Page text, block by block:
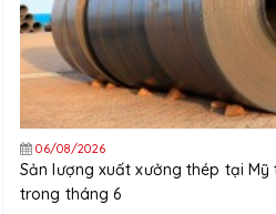
06/08/2026
Sản lượng xuất xưởng thép tại
trong tháng 6